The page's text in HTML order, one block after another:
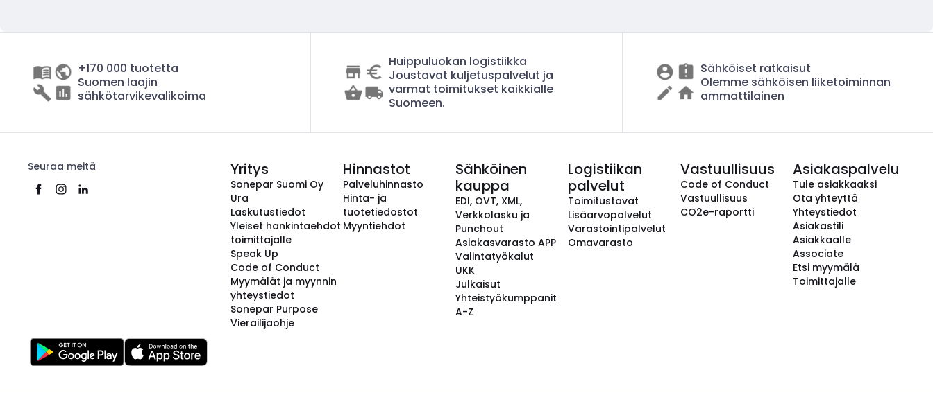
+170 000 tuotetta
Suomen laajin
sähkötarvikevalikoima
Huippuluokan logistiikka
Joustavat kuljetuspalvelut ja
varmat toimitukset kaikkialle
Suomeen.
Sähköiset ratkaisut
Olemme sähköisen liiketoiminnan
ammattilainen
Seuraa meitä Yritys
Sonepar Suomi Oy
Ura
Laskutustiedot
Yleiset hankintaehdot
toimittajalle
Speak Up
Code of Conduct
Myymälät ja myynnin
yhteystiedot
Sonepar Purpose
Vierailijaohje
Hinnastot
Palveluhinnasto
Hinta- ja
tuotetiedostot
Myyntiehdot
Sähköinen
kauppa
EDI, OVT, XML,
Verkkolasku ja
Punchout
Asiakasvarasto APP
Valintatyökalut
UKK
Julkaisut
Yhteistyökumppanit
A-Z
Logistiikan
palvelut
Toimitustavat
Lisäarvopalvelut
Varastointipalvelut
Omavarasto
Vastuullisuus
Code of Conduct
Vastuullisuus
CO2e-raportti
Asiakaspalvelu
Tule asiakkaaksi
Ota yhteyttä
Yhteystiedot
Asiakastili
Asiakkaalle
Associate
Etsi myymälä
Toimittajalle